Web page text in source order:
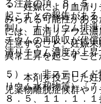
・ 妊娠により血清リ
みられる可能性があ
には、血清リチウム
注意すること。妊娠
異常上昇を起こすこと
・ 本剤を投与した妊
児薬物離脱症候群や
る注意の項、８．５
起こすとの報告があ
制し、ナトリウム排
チウムの再吸収が代
清リチウム濃度が上昇
５）． 非ステロイド
リウム水和物等）〔
８．５、１１．１．